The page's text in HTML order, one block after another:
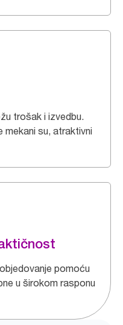
trošak i izvedbu.
mekani su, atraktivni
pomoću
u širokom rasponu